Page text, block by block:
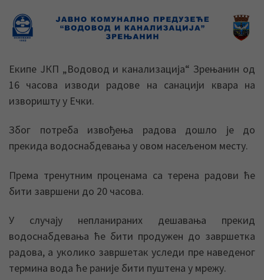
Екипе ЈКП „Водовод и канализација“ Зрењанин од
16 часова изводи радове на санацији квара на
изворишту у Ечки.
Због потреба извођења радова дошло је до
прекида водоснабдевања у овом насељеном месту.
Према тренутним проценама са терена радови ће
бити завршени до 20 часова.
У случају непланираних дешавања прекид
водоснабдевања ће бити продужен до завршетка
радова, а уколико завршетак уследи пре наведеног
термина вода ће раније бити пуштена у мрежу.